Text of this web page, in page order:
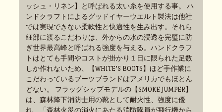
ッシュ・リネン】と呼ばれる太い糸を使用する事。 ハ
ンドクラフトによるグッドイヤーウエルト製法は他社
では実現できない柔軟性と快適性を生み出す。それら
細部に渡るこだわりは、外からの水の浸透を完璧に防
ぎ世界最高峰と呼ばれる強度を与える。ハンドクラフ
トはとても手間やコストが掛かり１日に限られた足数
しか作れないため、【WHITE’S BOOTS】ほど手作業に
こだわっているブーツブランドはアメリカでもほとん
どない。 フラッグシップモデルの【SMOKE JUMPER】
は、森林降下消防士用の靴として耐火性、強度に優
れ、「森林火災の消火にあたる消防隊員が飛行機から